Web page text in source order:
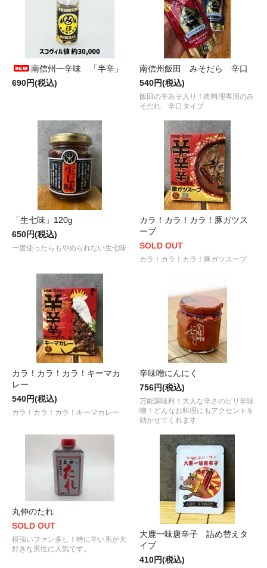
南信州一辛味 「半辛」
690円(税込)
南信州飯田 みそだら 辛口
540円(税込)
飯田の辛みそ入り！肉料理専用のみ
そだれ 辛口タイプ
「生七味」120g
650円(税込)
一度使ったらもやめられない生七味
カラ！カラ！カラ！豚ガツス
ープ
SOLD OUT
カラ！カラ！カラ！豚ガツスープ
カラ！カラ！カラ！キーマカ
レー
540円(税込)
カラ！カラ！カラ！キーマカレー
辛味噌にんにく
756円(税込)
万能調味料！大人な辛さのピリ辛味
噌！どんなお料理にもアクセントを
効かせてくれます
丸伸のたれ
SOLD OUT
根強いファン多し！特に辛い系が大
好きな男性に人気です。
大鹿一味唐辛子 詰め替えタ
イプ
410円(税込)